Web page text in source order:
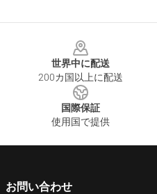
世界中に配送
200カ国以上に配送
国際保証
使用国で提供
お問い合わせ